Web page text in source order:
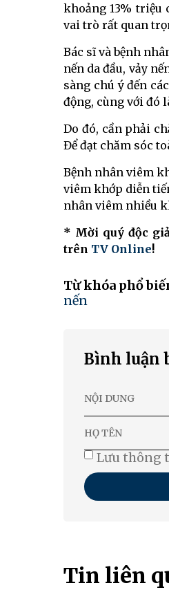
khoảng 13% triệu
vai trò rất quan
Bác sĩ và bệnh
nến da đầu, vảy
sàng chú ý đến
động, cùng với đó
Do đó, cần phải
Để đạt chăm sóc
Bệnh nhân viêm
viêm khớp diễn
nhân viêm nhiều
* Mời quý độc
trên TV Online!
Từ khóa phổ
nến
Bình luận
Lưu thông
Tin liên